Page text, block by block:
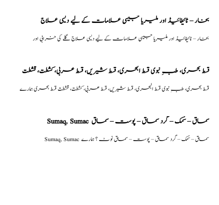
بخار – ٹائیفائیڈ اور ملیریا جیسی علامات کے لیے دیسی علاج
بخار – ٹائیفائیڈ اور ملیریا جیسی علامات کے لیے دیسی علاج گلے کی خرابی اور
قسط بحری، طبِ نبوی قسط البحری، قسط شیریں، قسط عربی، كشطت، قشطت
قسط بحری، طبِ نبوی قسط البحری، قسط شیریں، قسط عربی، كشطت، قشطت قسط بحری ہمارے
Sumaq, Sumac سماق – سُمک – گرد سماق – پوست – سماق
Sumaq, Sumac سماق – سُمک – گرد سماق – پوست – سماق نوٹ ؟ ہمارے